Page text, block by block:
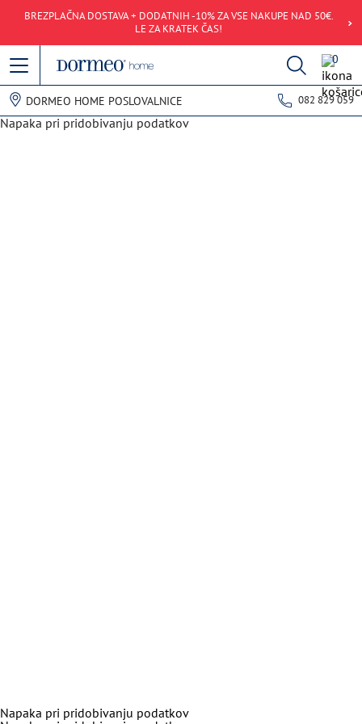
BREZPLAČNA DOSTAVA + DODATNIH -10% ZA VSE NAKUPE NAD 50€.
LE ZA KRATEK ČAS!
0
DORMEO HOME POSLOVALNICE 082 829 059
Napaka pri pridobivanju podatkov
Napaka pri pridobivanju podatkov